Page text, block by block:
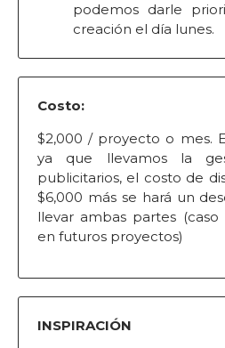
podemos darle
creación el día lunes.
Costo:
$2,000 / proyecto o mes.
ya que llevamos la
publicitarios, el costo de
$6,000 más se hará un
llevar ambas partes
en futuros proyectos)
INSPIRACIÓN